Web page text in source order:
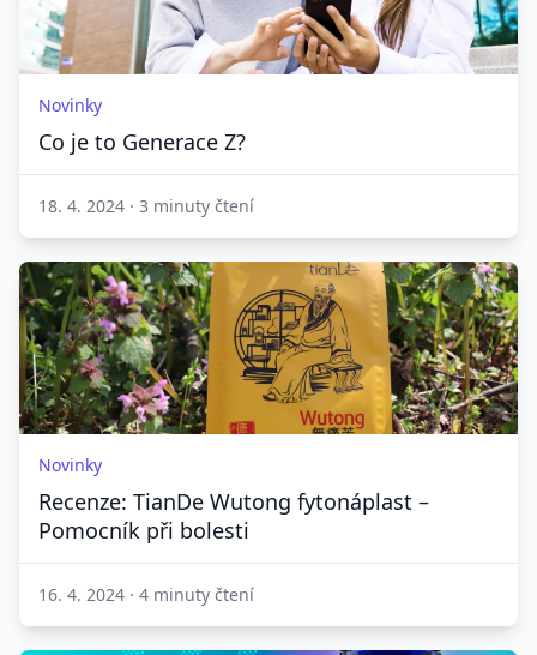
Novinky
Co je to Generace Z?
18. 4. 2024 · 3 minuty čtení
Novinky
Recenze: TianDe Wutong fytonáplast –
Pomocník při bolesti
16. 4. 2024 · 4 minuty čtení